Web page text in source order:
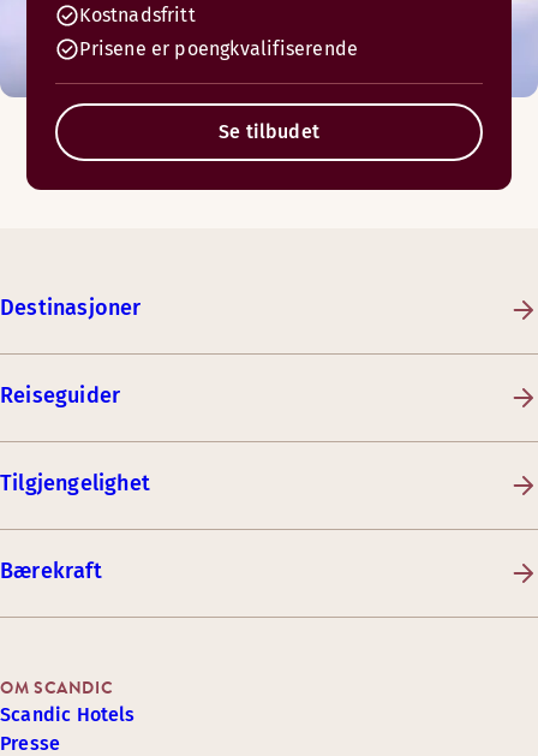
Kostnadsfritt
Prisene er poengkvalifiserende
Se tilbudet
Destinasjoner
Reiseguider
Tilgjengelighet
Bærekraft
OM SCANDIC
Scandic Hotels
Presse